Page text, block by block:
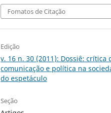
Fomatos de Citação
Edição
v. 16 n. 30 (2011): Dossiê: crítica
comunicação e política na
do espetáculo
Seção